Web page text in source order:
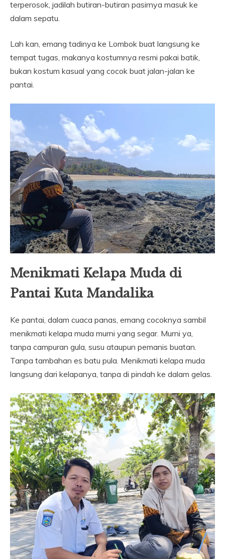
terperosok, jadilah butiran-butiran pasirnya masuk ke
dalam sepatu.
Lah kan, emang tadinya ke Lombok buat langsung ke
tempat tugas, makanya kostumnya resmi pakai batik,
bukan kostum kasual yang cocok buat jalan-jalan ke
pantai.
Menikmati Kelapa Muda di
Pantai Kuta Mandalika
Ke pantai, dalam cuaca panas, emang cocoknya sambil
menikmati kelapa muda murni yang segar. Murni ya,
tanpa campuran gula, susu ataupun pemanis buatan.
Tanpa tambahan es batu pula. Menikmati kelapa muda
langsung dari kelapanya, tanpa di pindah ke dalam gelas.